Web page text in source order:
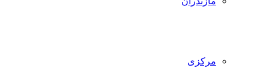
مرکزی